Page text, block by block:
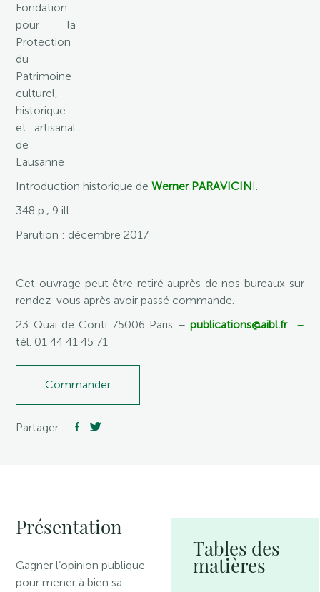
Fondation
pour la
Protection
du
Patrimoine
culturel,
historique
et artisanal
de
Lausanne
Introduction historique de Werner PARAVICINI.
348 p., 9 ill.
Parution : décembre 2017
Cet ouvrage peut être retiré auprès de nos bureaux sur
rendez-vous après avoir passé commande.
23 Quai de Conti 75006 Paris – publications@aibl.fr–
tél. 01 44 41 45 71
Commander
Partager :
Présentation
Gagner l’opinion publique
pour mener à bien sa
Tables des
matières